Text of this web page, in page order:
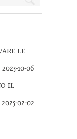
LE
2025-10-06
IL
2025-02-02